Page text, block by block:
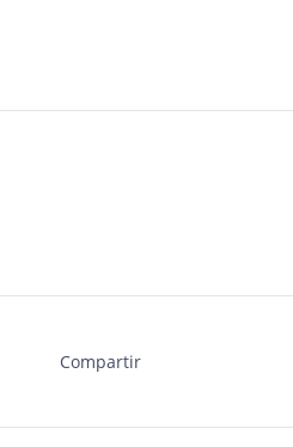
Compartir